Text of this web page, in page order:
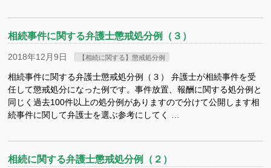
相続事件に関する弁護士懲戒処分例（３）
2018年12月9日 【相続に関する】懲戒処分例
相続事件に関する弁護士懲戒処分例（３） 弁護士が相続事件を受
任して懲戒処分になった例です。事件放置、報酬に関する処分例と
同じく過去100件以上の処分例がありますので分けて公開します相
続事件に関して弁護士を選ぶ参考にしてく …
相続に関する弁護士懲戒処分例（２）